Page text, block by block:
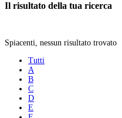
Il risultato della tua ricerca
Spiacenti, nessun risultato trovato
Tutti
A
B
C
D
E